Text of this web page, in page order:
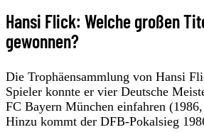
Hansi Flick: Welche großen
gewonnen?
Die Trophäensammlung von Hansi
Spieler konnte er vier Deutsche
FC Bayern München einfahren
Hinzu kommt der DFB-Pokalsieg